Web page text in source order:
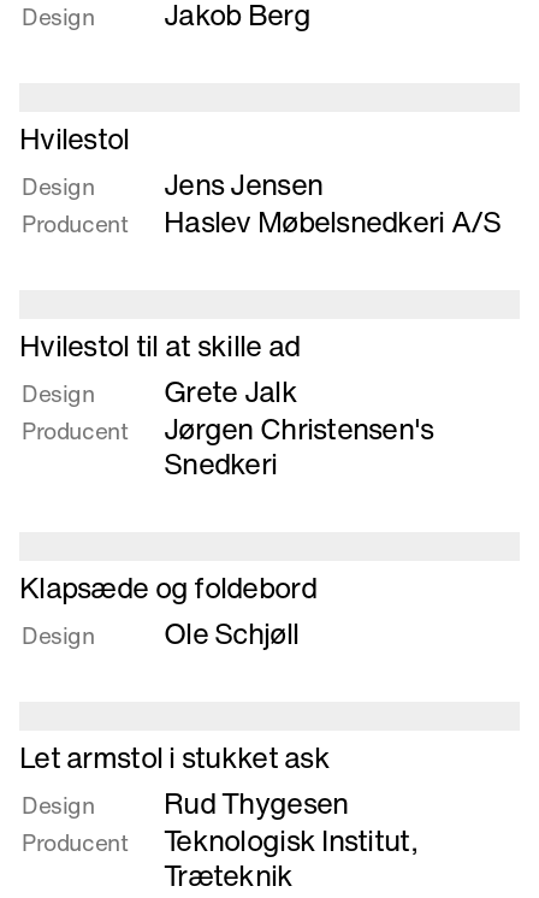
om
fodskammel
Design Jakob Berg
Læs
mere
om
Hvilestol
Hvilestol
Design Jens Jensen
Producent Haslev Møbelsnedkeri A/S
Læs
mere
om
Hvilestol
til
Hvilestol til at skille ad
Design Grete Jalk
Producent
Jørgen Christensen's
Snedkeri
Læs
mere
om
Klapsæde og foldebord
Design Ole Schjøll
Læs
mere
om
Let
armstol
Let armstol i stukket ask
Design Rud Thygesen
Producent
Teknologisk Institut,
Træteknik